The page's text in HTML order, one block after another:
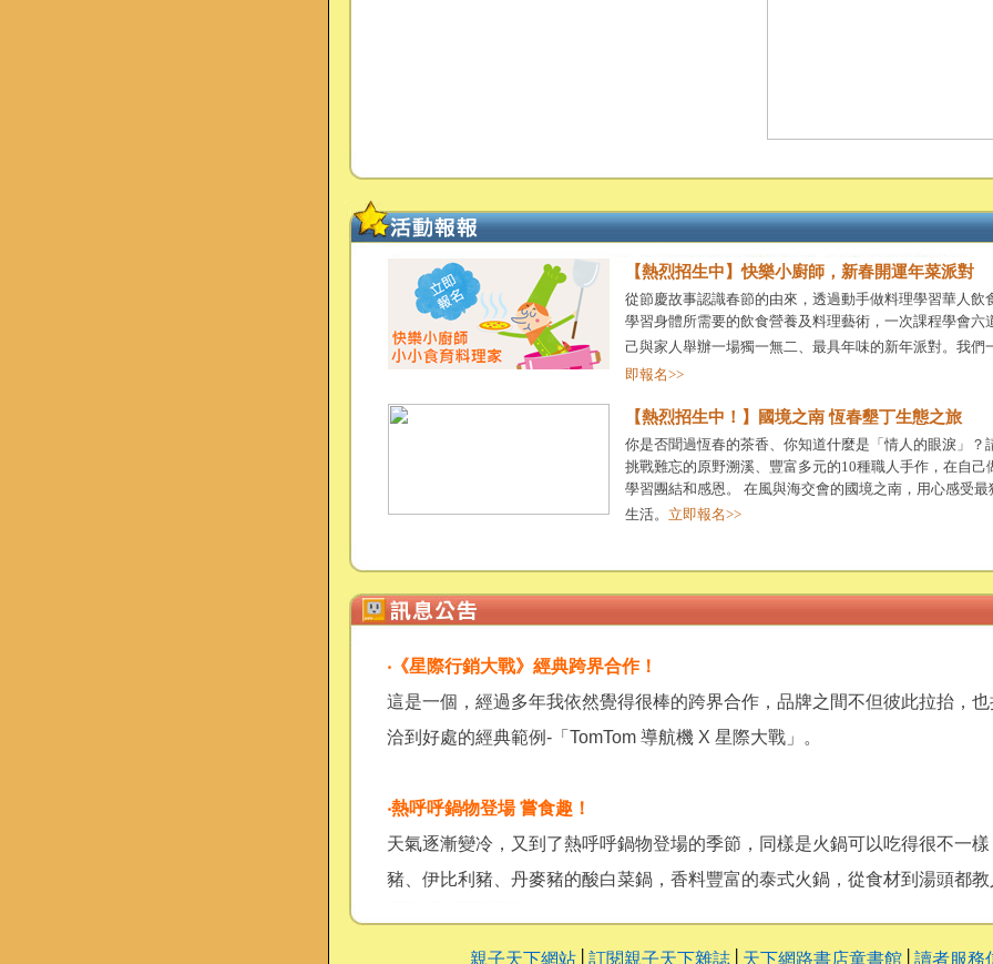
【熱烈招生中】快樂小廚師，新春開運年菜派對
從節慶故事認識春節的由來，透過動手做料理學習華人飲
學習身體所需要的飲食營養及料理藝術，一次課程學會六
己與家人舉辦一場獨一無二、最具年味的新年派對。我們
即報名>>
【熱烈招生中！】國境之南 恆春墾丁生態之旅
你是否聞過恆春的茶香、你知道什麼是「情人的眼淚」？
挑戰難忘的原野溯溪、豐富多元的10種職人手作，在自己
學習團結和感恩。 在風與海交會的國境之南，用心感受
生活。 立即報名>>
‧《星際行銷大戰》經典跨界合作！
這是一個，經過多年我依然覺得很棒的跨界合作，品牌之間不但彼此拉抬，
洽到好處的經典範例-「TomTom 導航機 X 星際大戰」。
‧熱呼呼鍋物登場 嘗食趣！
天氣逐漸變冷，又到了熱呼呼鍋物登場的季節，同樣是火鍋可以吃得很不一
豬、伊比利豬、丹麥豬的酸白菜鍋，香料豐富的泰式火鍋，從食材到湯頭都
親子天下網站│ 訂閱親子天下雜誌│ 天下網路書店童書館│ 讀者服務